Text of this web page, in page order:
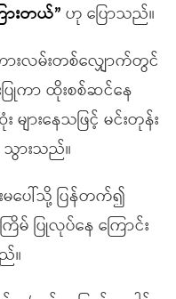
းတယ်” ဟု ပြောသည်။
ားလမ်းတစ်လျှောက်တွင်
ြုကာ ထိုးစစ်ဆင်နေ
းနေသဖြင့် မင်းတုန်း
ားသည်။
ပေါ်သို့ ပြန်တက်၍
ြိမ် ပြုလုပ်နေ ကြောင်း
။